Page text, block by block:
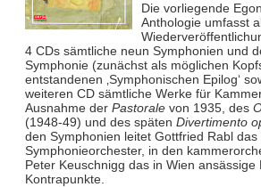
Die vorliegende
Anthologie umfasst
4 CDs sämtliche neun Symphonien und
Symphonie (zunächst als möglichen
entstandenen ‚Symphonischen Epilog‘
weiteren CD sämtliche Werke für
Ausnahme der Pastoralevon 1935, des
(1948-49) und des späten Divertimento
den Symphonien leitet Gottfried Rabl das
Symphonieorchester, in den
Peter Keuschnigg das in Wien ansässige
Kontrapunkte.